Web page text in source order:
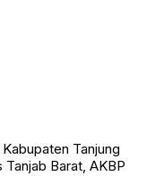
Tanjung
Barat, AKBP